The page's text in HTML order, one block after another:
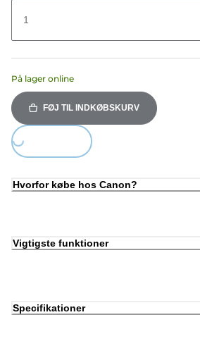
1
På lager online
FØJ TIL INDKØBSKURV
Loading...
Hvorfor købe hos Canon?
Vigtigste funktioner
Specifikationer